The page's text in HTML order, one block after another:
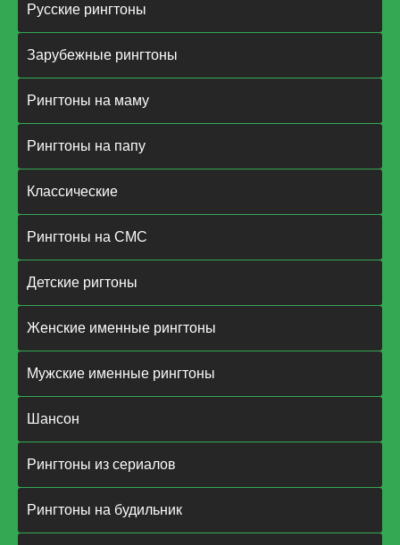
Русские рингтоны
Зарубежные рингтоны
Рингтоны на маму
Рингтоны на папу
Классические
Рингтоны на СМС
Детские ригтоны
Женские именные рингтоны
Мужские именные рингтоны
Шансон
Рингтоны из сериалов
Рингтоны на будильник